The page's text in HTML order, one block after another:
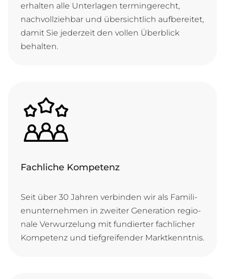
er­hal­ten al­le Un­ter­la­gen ter­min­ge­recht,
nach­voll­zie­hbar und ü­ber­sicht­lich auf­be­rei­tet,
da­mit Sie je­der­zeit den vol­len Ü­ber­blick
behalten.
Fachliche Kompetenz
Seit ü­ber 30 Jah­ren ver­bin­den wir als Fa­mi­li­
en­un­ter­neh­men in zwei­ter Ge­ne­ra­ti­on re­gi­o­
na­le Ver­wur­ze­lung mit fun­dier­ter fach­li­cher
Kom­pe­tenz und tief­grei­fen­der Marktkenntnis.